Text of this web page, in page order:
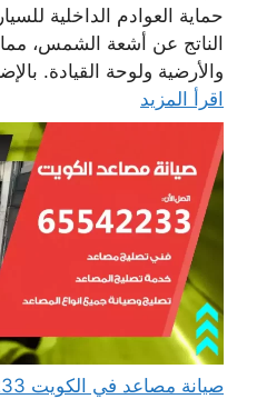
حماية العوادم الداخلية
الناتج عن أشعة الشمس،
والأرضية ولوحة القيادة.
اقرأ المزيد